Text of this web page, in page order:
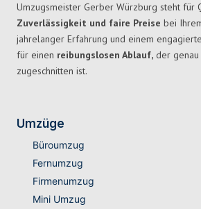
Umzugsmeister Gerber Würzburg steht für
Zuverlässigkeit und faire Preise bei
jahrelanger Erfahrung und einem
für einen reibungslosen Ablauf, der
zugeschnitten ist.
Umzüge
Büroumzug
Fernumzug
Firmenumzug
Mini Umzug